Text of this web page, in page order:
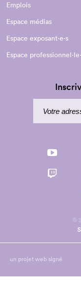
Emplois
Espace médias
Espace exposant·e⋅s
Espace
©
un projet web signé